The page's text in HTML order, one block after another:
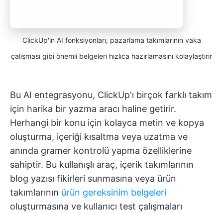
ClickUp'ın AI fonksiyonları, pazarlama takımlarının vaka
çalışması gibi önemli belgeleri hızlıca hazırlamasını kolaylaştırır
Bu AI entegrasyonu, ClickUp'ı birçok farklı takım
için harika bir yazma aracı haline getirir.
Herhangi bir konu için kolayca metin ve kopya
oluşturma, içeriği kısaltma veya uzatma ve
anında gramer kontrolü yapma özelliklerine
sahiptir. Bu kullanışlı araç, içerik takımlarının
blog yazısı fikirleri sunmasına veya ürün
takımlarının ürün gereksinim belgeleri
oluşturmasına ve kullanıcı test çalışmaları